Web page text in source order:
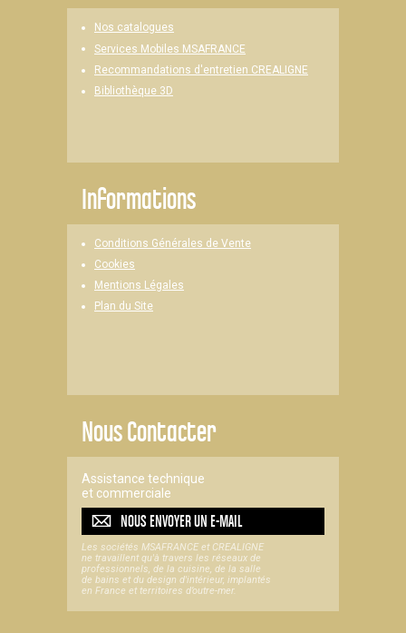
Nos catalogues
Services Mobiles MSAFRANCE
Recommandations d'entretien CREALIGNE
Bibliothèque 3D
Informations
Conditions Générales de Vente
Cookies
Mentions Légales
Plan du Site
Nous Contacter
Assistance technique
et commerciale
NOUS ENVOYER UNE-MAIL
Les sociétés MSAFRANCE et CREALIGNE
ne travaillent qu'à travers les réseaux de
professionnels, de la cuisine, de la salle
de bains et du design d'intérieur, implantés
en France et territoires d’outre-mer.